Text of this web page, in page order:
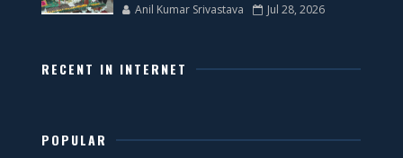
Anil Kumar Srivastava Jul 28, 2026
RECENT IN INTERNET
POPULAR